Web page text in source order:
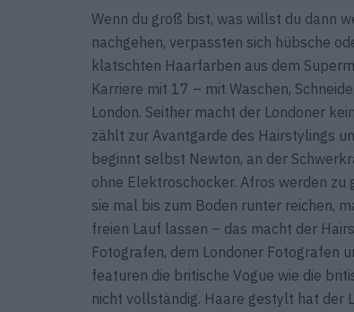
Wenn du groß bist, was willst du dann
nachgehen, verpassten sich hübsche
klatschten Haarfarben aus dem
Karriere mit 17 – mit Waschen,
London. Seither macht der Londoner
zählt zur Avantgarde des Hairstylings
beginnt selbst Newton, an der
ohne Elektroschocker. Afros werden
sie mal bis zum Boden runter reichen,
freien Lauf lassen – das macht der
Fotografen, dem Londoner Fotografen
featuren die britische Vogue wie die
nicht vollständig. Haare gestylt hat der